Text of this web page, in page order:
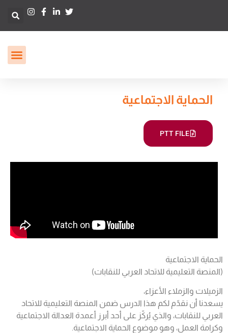
الحماية الاجتماعية
PTT FILE
الحماية الاجتماعية
(المنصة التعليمية للاتحاد العربي للنقابات)
الزميلات والزملاء الأعزاء،
يسعدنا أن نقدّم لكم هذا الدرس ضمن المنصة التعليمية للاتحاد
العربي للنقابات، والذي يُركّز على أحد أبرز أعمدة العدالة الاجتماعية
وكرامة العمل، وهو موضوع الحماية الاجتماعية.